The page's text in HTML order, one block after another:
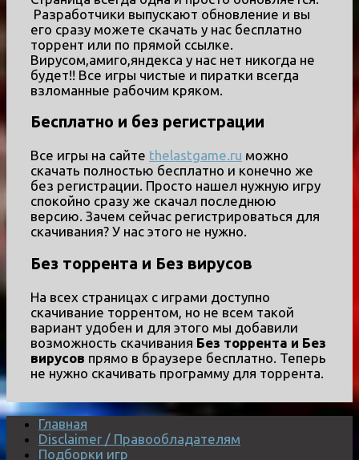
Разработчики выпускают обновление и вы
его сразу можете скачать у нас бесплатно
торрент или по прямой ссылке.
Вирусом,амиго,яндекса у нас нет никогда не
будет!! Все игры чистые и пиратки всегда
взломанные рабочим кряком.
Бесплатно и без регистрации
Все игры на сайте thelastgame.ru можно
скачать полностью бесплатно и конечно же
без регистрации. Просто нашел нужную игру
спокойно сразу же скачал последнюю
версию. Зачем сейчас регистрироваться для
скачивания? У нас этого не нужно.
Без торрента и Без вирусов
На всех страницах с играми доступно
скачивание торрентом, но не всем такой
вариант удобен и для этого мы добавили
возможность скачивания Без торрента и Без
вирусов прямо в браузере бесплатно. Теперь
не нужно скачивать программу для торрента.
Главная
Disclaimer / Правообладателям
Подборки игр